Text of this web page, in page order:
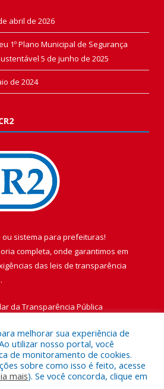
abril de 2026
1º Plano Municipal de Segurança
5 de junho de 2025
de 2024
ou sistema para prefeituras!
completa, onde garantimos em
das leis de transparência
da Transparência Pública
a Prefeitura Municipal de Vigia de
Nazaré.
melhorar sua experiência de
utilizar nosso portal, você
de monitoramento de cookies.
sobre como isso é feito, acesse
mais). Se você concorda, clique em